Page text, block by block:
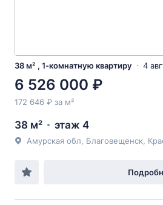
38 м² , 1-комнатную квартиру 4
6 526 000 ₽
172 646 ₽ за м²
38 м² этаж 4
Амурская обл, Благовещенск,